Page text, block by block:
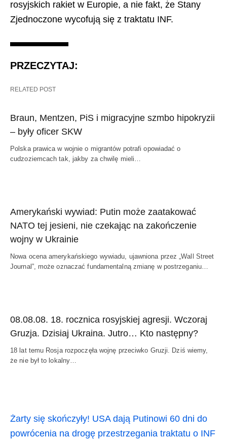
rosyjskich rakiet w Europie, a nie fakt, że Stany
Zjednoczone wycofują się z traktatu INF.
PRZECZYTAJ:
RELATED POST
Braun, Mentzen, PiS i migracyjne szmbo hipokryzii
– były oficer SKW
Polska prawica w wojnie o migrantów potrafi opowiadać o
cudzoziemcach tak, jakby za chwilę mieli…
Amerykański wywiad: Putin może zaatakować
NATO tej jesieni, nie czekając na zakończenie
wojny w Ukrainie
Nowa ocena amerykańskiego wywiadu, ujawniona przez „Wall Street
Journal”, może oznaczać fundamentalną zmianę w postrzeganiu…
08.08.08. 18. rocznica rosyjskiej agresji. Wczoraj
Gruzja. Dzisiaj Ukraina. Jutro… Kto następny?
18 lat temu Rosja rozpoczęła wojnę przeciwko Gruzji. Dziś wiemy,
że nie był to lokalny…
Żarty się skończyły! USA dają Putinowi 60 dni do
powrócenia na drogę przestrzegania traktatu o INF